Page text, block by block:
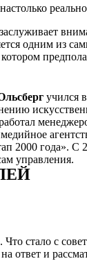
одним из
учился
2000 года». С
управления.
стало с
ответ и